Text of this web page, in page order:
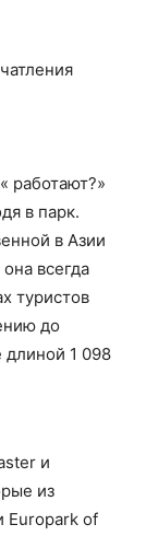
работают?»
в парк.
в Азии
всегда
туристов
до
длиной 1 098
и
из
Europark of